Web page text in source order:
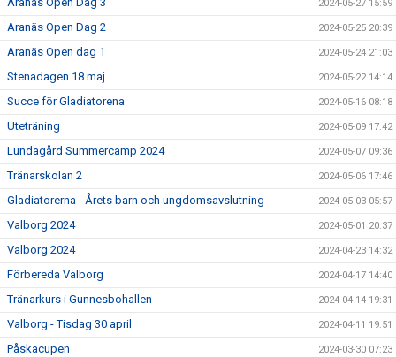
2024-05-27 15:59
Aranäs Open Dag 2 2024-05-25 20:39
Aranäs Open dag 1 2024-05-24 21:03
Stenadagen 18 maj 2024-05-22 14:14
Succe för Gladiatorena 2024-05-16 08:18
Uteträning 2024-05-09 17:42
Lundagård Summercamp 2024 2024-05-07 09:36
Tränarskolan 2 2024-05-06 17:46
Gladiatorerna - Årets barn och ungdomsavslutning 2024-05-03 05:57
Valborg 2024 2024-05-01 20:37
Valborg 2024 2024-04-23 14:32
Förbereda Valborg 2024-04-17 14:40
Tränarkurs i Gunnesbohallen 2024-04-14 19:31
Valborg - Tisdag 30 april 2024-04-11 19:51
Påskacupen 2024-03-30 07:23